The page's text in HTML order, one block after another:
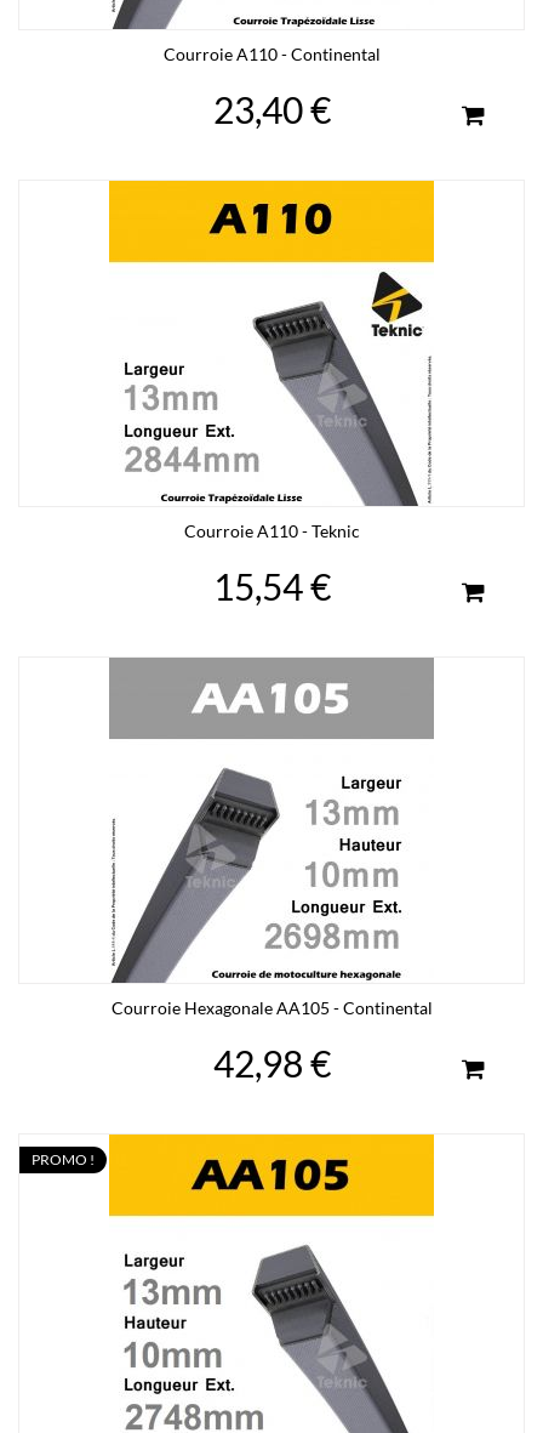
Courroie A110 - Continental
23,40 €
Courroie A110 - Teknic
15,54 €
Courroie Hexagonale AA105 - Continental
42,98 €
PROMO !